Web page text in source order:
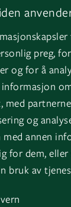
preg,
og for å
med
og
med annen
for dem, eller
bruk av